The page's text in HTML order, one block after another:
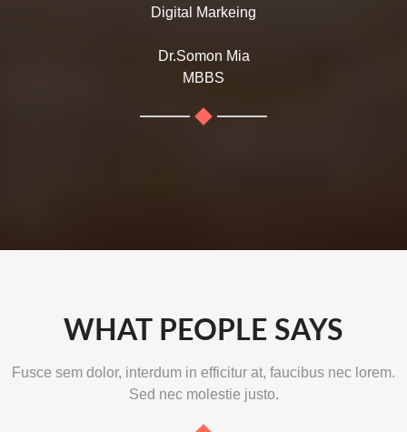
Digital Markeing
Dr.Somon Mia
MBBS
WHAT PEOPLE SAYS
Fusce sem dolor, interdum in efficitur at, faucibus nec lorem.
Sed nec molestie justo.